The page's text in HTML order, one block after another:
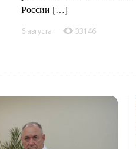
России […]
6 августа 33146